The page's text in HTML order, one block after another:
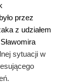
przez
z udziałem
sytuacji w